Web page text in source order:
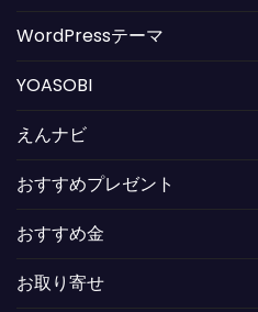
WordPressテーマ
YOASOBI
えんナビ
おすすめプレゼント
おすすめ金
お取り寄せ